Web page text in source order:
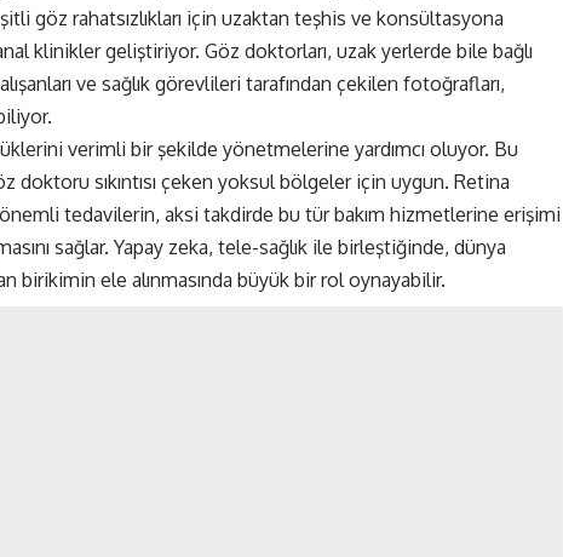
göz rahatsızlıkları için uzaktan teşhis ve konsültasyona
klinikler geliştiriyor. Göz doktorları, uzak yerlerde bile bağlı
ve sağlık görevlileri tarafından çekilen fotoğrafları,
verimli bir şekilde yönetmelerine yardımcı oluyor. Bu
sıkıntısı çeken yoksul bölgeler için uygun. Retina
tedavilerin, aksi takdirde bu tür bakım hizmetlerine erişimi
sağlar. Yapay zeka, tele-sağlık ile birleştiğinde, dünya
birikimin ele alınmasında büyük bir rol oynayabilir.